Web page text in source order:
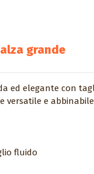
grande
ed elegante con
versatile e
fluido